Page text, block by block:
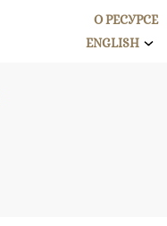
О РЕСУРСЕ
ENGLISH